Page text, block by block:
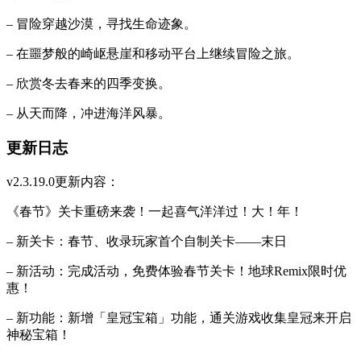
– 冒险穿越沙漠，寻找生命迹象。
– 在噩梦般的崎岖悬崖和移动平台上继续冒险之旅。
– 欣赏冬去春来的四季变换。
– 从天而降，冲进海洋风暴。
更新日志
v2.3.19.0更新内容：
《春节》关卡重磅来袭！一起喜气洋洋过！大！年！
– 新关卡：春节、收录玩家首个自制关卡——末日
– 新活动：完成活动，免费体验春节关卡！地球Remix限时优
惠！
– 新功能：新增「皇冠宝箱」功能，通关游戏收集皇冠来开启
神秘宝箱！